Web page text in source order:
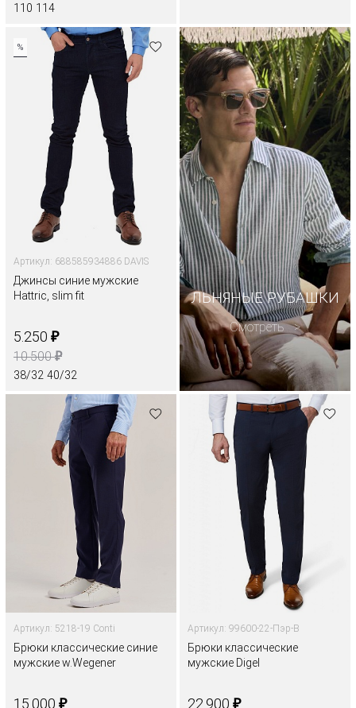
110 114
%
Артикул: 688585934886 DAVIS
Джинсы синие мужские
Hattric, slim fit
5.250 ₽
10.500₽
38/32 40/32
ЛЬНЯНЫЕРУБАШКИ
Смотреть
Артикул: 5218-19 Conti
Брюки классические синие
мужские w.Wegener
15.000 ₽
Артикул: 99600-22-Пэр-В
Брюки классические
мужские Digel
22.900 ₽